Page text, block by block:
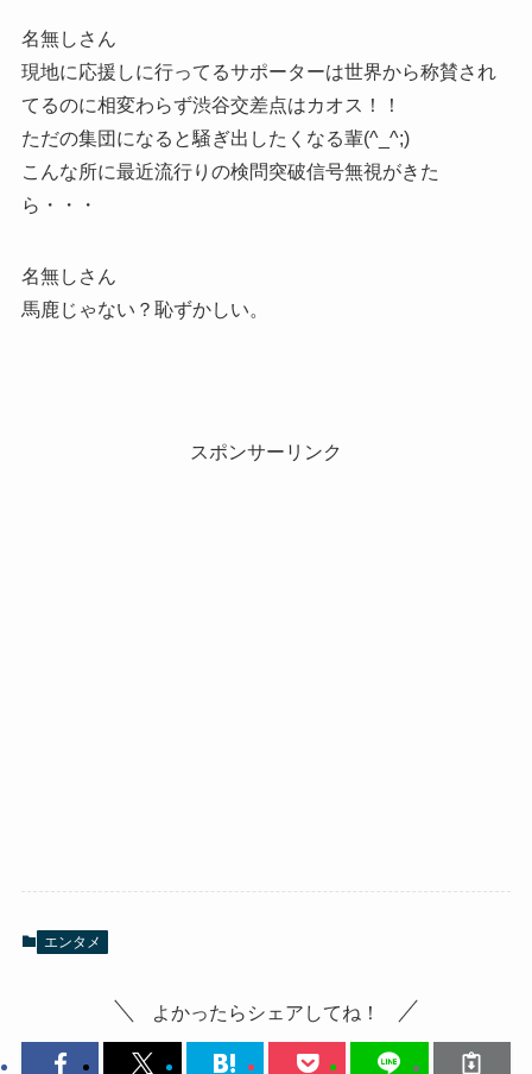
名無しさん
現地に応援しに行ってるサポーターは世界から称賛され
てるのに相変わらず渋谷交差点はカオス！！
ただの集団になると騒ぎ出したくなる輩(^_^;)
こんな所に最近流行りの検問突破信号無視がきた
ら・・・
名無しさん
馬鹿じゃない？恥ずかしい。
スポンサーリンク
エンタメ
よかったらシェアしてね！